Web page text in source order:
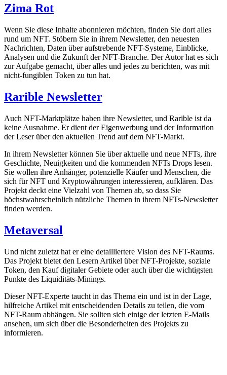
Zima Rot
Wenn Sie diese Inhalte abonnieren möchten, finden Sie dort alles
rund um NFT. Stöbern Sie in ihrem Newsletter, den neuesten
Nachrichten, Daten über aufstrebende NFT-Systeme, Einblicke,
Analysen und die Zukunft der NFT-Branche. Der Autor hat es sich
zur Aufgabe gemacht, über alles und jedes zu berichten, was mit
nicht-fungiblen Token zu tun hat.
Rarible Newsletter
Auch NFT-Marktplätze haben ihre Newsletter, und Rarible ist da
keine Ausnahme. Er dient der Eigenwerbung und der Information
der Leser über den aktuellen Trend auf dem NFT-Markt.
In ihrem Newsletter können Sie über aktuelle und neue NFTs, ihre
Geschichte, Neuigkeiten und die kommenden NFTs Drops lesen.
Sie wollen ihre Anhänger, potenzielle Käufer und Menschen, die
sich für NFT und Kryptowährungen interessieren, aufklären. Das
Projekt deckt eine Vielzahl von Themen ab, so dass Sie
höchstwahrscheinlich nützliche Themen in ihrem NFTs-Newsletter
finden werden.
Metaversal
Und nicht zuletzt hat er eine detailliertere Vision des NFT-Raums.
Das Projekt bietet den Lesern Artikel über NFT-Projekte, soziale
Token, den Kauf digitaler Gebiete oder auch über die wichtigsten
Punkte des Liquiditäts-Minings.
Dieser NFT-Experte taucht in das Thema ein und ist in der Lage,
hilfreiche Artikel mit entscheidenden Details zu teilen, die vom
NFT-Raum abhängen. Sie sollten sich einige der letzten E-Mails
ansehen, um sich über die Besonderheiten des Projekts zu
informieren.